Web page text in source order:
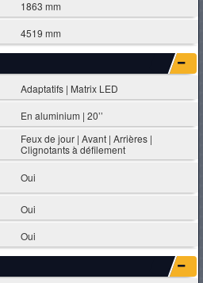
1863 mm
4519 mm
Adaptatifs | Matrix LED
En aluminium | 20’’
Feux de jour | Avant | Arrières |
Clignotants à défilement
Oui
Oui
Oui